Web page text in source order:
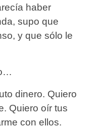
haber
supo que
y que sólo le
dinero. Quiero
Quiero oír tus
con ellos.